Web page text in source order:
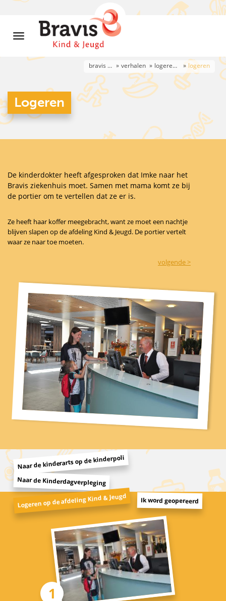
bravis kind & jeugd 0-6 jaar verhalen logeren op de afdeling kind & jeugd logeren
Logeren
De kinderdokter heeft afgesproken dat Imke naar het
Bravis ziekenhuis moet. Samen met mama komt ze bij
de portier om te vertellen dat ze er is.
Ze heeft haar koffer meegebracht, want ze moet een nachtje
blijven slapen op de afdeling Kind & Jeugd. De portier vertelt
waar ze naar toe moeten.
volgende >
Naar de kinderarts op de kinderpoli
Naar de Kinderdagverpleging
Logeren op de afdeling Kind & Jeugd Ik word geopereerd